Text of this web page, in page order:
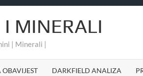
MINERALI
| Minerali |
DARKFIELD ANALIZA